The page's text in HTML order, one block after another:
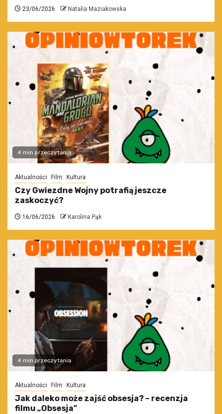
23/06/2026 Natalia Maziakowska
4 min przeczytania
Aktualności Film Kultura
Czy Gwiezdne Wojny potrafią jeszcze
zaskoczyć?
16/06/2026 Karolina Pąk
4 min przeczytania
Aktualności Film Kultura
Jak daleko może zajść obsesja? – recenzja
filmu „Obsesja”